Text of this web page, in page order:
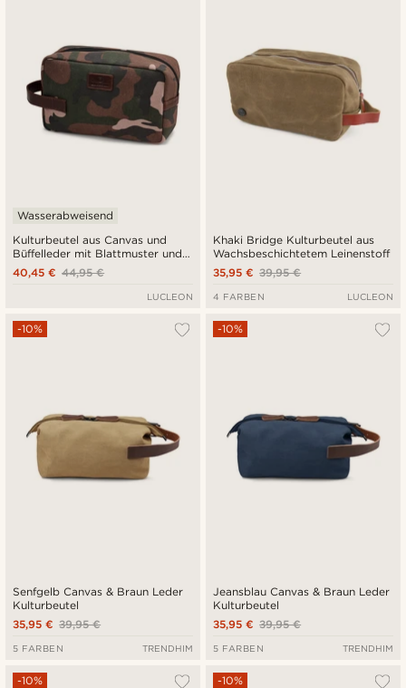
Kulturbeutel aus Canvas und
Büffelleder mit Blattmuster und
Camouflage-Muster
Wasserabweisend
44,95 €
40,45 €
LUCLEON
Khaki Bridge Kulturbeutel aus
Wachsbeschichtetem Leinenstoff
39,95 €
35,95 €
4 FARBEN LUCLEON
Senfgelb Canvas & Braun Leder
Kulturbeutel
-10%
39,95 €
35,95 €
5 FARBEN TRENDHIM
Jeansblau Canvas & Braun Leder
Kulturbeutel
-10%
39,95 €
35,95 €
5 FARBEN TRENDHIM
-10% -10%